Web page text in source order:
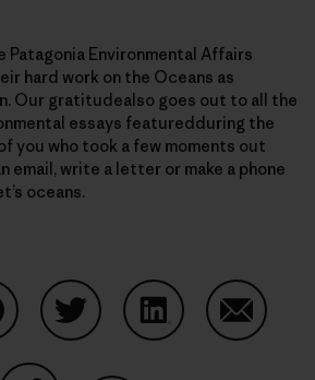
Patagonia Environmental Affairs
hard work on the Oceans as
Our gratitudealso goes out to all the
essays featuredduring the
you who took a few moments out
email, write a letter or make a phone
oceans.